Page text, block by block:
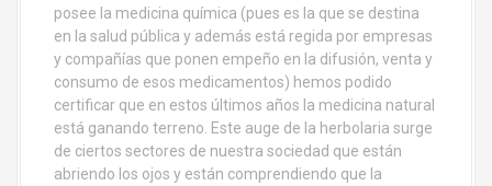
posee la medicina química (pues es la que se destina
en la salud pública y además está regida por empresas
y compañías que ponen empeño en la difusión, venta y
consumo de esos medicamentos) hemos podido
certificar que en estos últimos años la medicina natural
está ganando terreno. Este auge de la herbolaria surge
de ciertos sectores de nuestra sociedad que están
abriendo los ojos y están comprendiendo que la